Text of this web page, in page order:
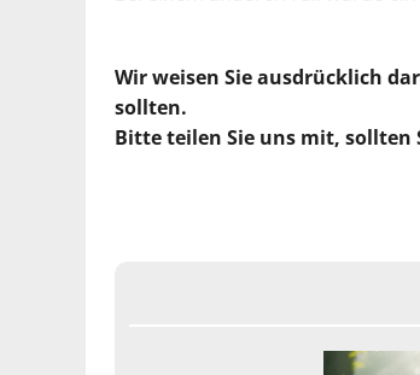
Wir weisen Sie ausdrücklich
sollten.
Bitte teilen Sie uns mit,